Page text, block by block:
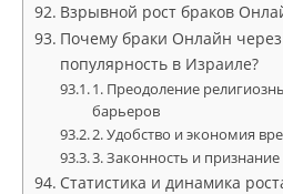
Взрывной рост браков
Почему браки Онлайн
популярность в Израиле?
1. Преодоление
барьеров
2. Удобство и экономия
3. Законность и
Статистика и динамика